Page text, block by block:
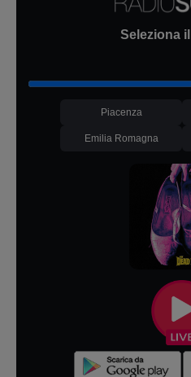
Seleziona
Piacenza
Emilia Romagna